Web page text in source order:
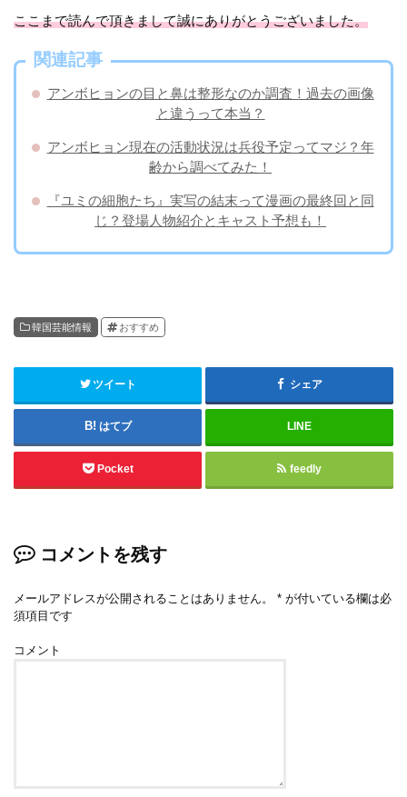
ここまで読んで頂きまして誠にありがとうございました。
関連記事
アンボヒョンの目と鼻は整形なのか調査！過去の画像
と違うって本当？
アンボヒョン現在の活動状況は兵役予定ってマジ？年
齢から調べてみた！
『ユミの細胞たち』実写の結末って漫画の最終回と同
じ？登場人物紹介とキャスト予想も！
韓国芸能情報 おすすめ
ツイート シェア
はてブ LINE
Pocket feedly
コメントを残す
メールアドレスが公開されることはありません。 * が付いている欄は必
須項目です
コメント